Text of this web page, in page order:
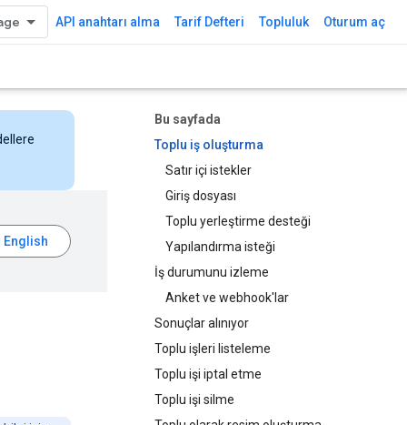
API anahtarı alma Tarif Defteri Topluluk Oturum aç
Bu sayfada
Toplu iş oluşturma
Satır içi istekler
Giriş dosyası
Toplu yerleştirme desteği
Yapılandırma isteği
İş durumunu izleme
Anket ve webhook'lar
Sonuçlar alınıyor
Toplu işleri listeleme
Toplu işi iptal etme
Toplu işi silme